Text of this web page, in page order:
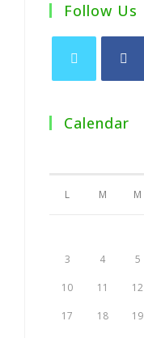
Follow Us
Calendar
L M M
3 4 5
10 11 12
17 18 19